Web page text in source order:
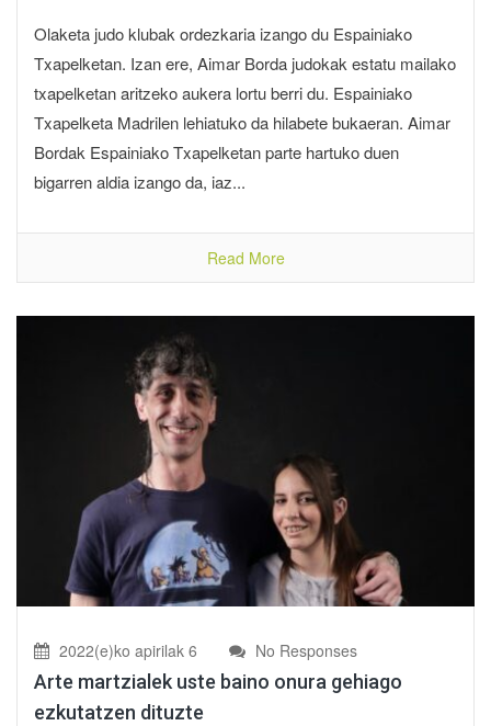
Olaketa judo klubak ordezkaria izango du Espainiako
Txapelketan. Izan ere, Aimar Borda judokak estatu mailako
txapelketan aritzeko aukera lortu berri du. Espainiako
Txapelketa Madrilen lehiatuko da hilabete bukaeran. Aimar
Bordak Espainiako Txapelketan parte hartuko duen
bigarren aldia izango da, iaz...
Read More
2022(e)ko apirilak 6 No Responses
Arte martzialek uste baino onura gehiago
ezkutatzen dituzte